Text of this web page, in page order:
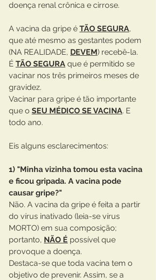
doença renal crônica e cirrose.
A vacina da gripe é TÃO SEGURA,
que até mesmo as gestantes podem
(NA REALIDADE, DEVEM) recebê-la.
É TÃO SEGURA que é permitido se
vacinar nos três primeiros meses de
gravidez.
Vacinar para gripe é tão importante
que o SEU MÉDICO SE VACINA. E
todo ano.
Eis alguns esclarecimentos:
1) "Minha vizinha tomou esta vacina
e ficou gripada. A vacina pode
causar gripe?"
Não. A vacina da gripe é feita a partir
do vírus inativado (leia-se vírus
MORTO) em sua composição;
portanto, NÃO É possível que
provoque a doença.
Destaca-se que toda vacina tem o
objetivo de prevenir. Assim, se a